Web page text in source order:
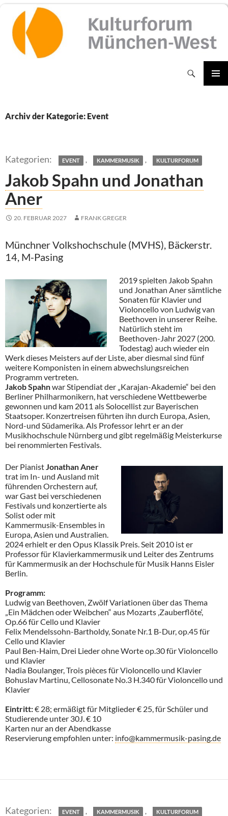
Inhalt
springen
Archiv der Kategorie: Event
EVENT , KAMMERMUSIK , KULTURFORUM
Jakob Spahn und Jonathan
Aner
20. FEBRUAR 2027 FRANK GREGER
Münchner Volkshochschule (MVHS), Bäckerstr.
14, M-Pasing
2019 spielten Jakob Spahn
und Jonathan Aner sämtliche
Sonaten für Klavier und
Violoncello von Ludwig van
Beethoven in unserer Reihe.
Natürlich steht im
Beethoven-Jahr 2027 (200.
Todestag) auch wieder ein
Werk dieses Meisters auf der Liste, aber diesmal sind fünf
weitere Komponisten in einem abwechslungsreichen
Programm vertreten.
Jakob Spahnwar Stipendiat der „Karajan-Akademie“ bei den
Berliner Philharmonikern, hat verschiedene Wettbewerbe
gewonnen und kam 2011 als Solocellist zur Bayerischen
Staatsoper. Konzertreisen führten ihn durch Europa, Asien,
Nord-und Südamerika. Als Professor lehrt er an der
Musikhochschule Nürnberg und gibt regelmäßig Meisterkurse
bei renommierten Festivals.
Der PianistJonathan Aner
trat im In- und Ausland mit
führenden Orchestern auf,
war Gast bei verschiedenen
Festivals und konzertierte als
Solist oder mit
Kammermusik-Ensembles in
Europa, Asien und Australien.
2024 erhielt er den Opus Klassik Preis. Seit 2010 ist er
Professor für Klavierkammermusik und Leiter des Zentrums
für Kammermusik an der Hochschule für Musik Hanns Eisler
Berlin.
Programm:
Ludwig van Beethoven, Zwölf Variationen über das Thema
„Ein Mädchen oder Weibchen“ aus Mozarts ‚Zauberflöte‘,
Op.66 für Cello und Klavier
Felix Mendelssohn-Bartholdy, Sonate Nr.1 B-Dur, op.45 für
Cello und Klavier
Paul Ben-Haim, Drei Lieder ohne Worte op.30 für Violoncello
und Klavier
Nadia Boulanger, Trois pièces für Violoncello und Klavier
Bohuslav Martinu, Cellosonate No.3 H.340 für Violoncello und
Klavier
Eintritt:€ 28; ermäßigt für Mitglieder € 25, für Schüler und
Studierende unter 30J. € 10
Karten nur an der Abendkasse
Reservierung empfohlen unter: info@kammermusik-pasing.de
EVENT , KAMMERMUSIK , KULTURFORUM